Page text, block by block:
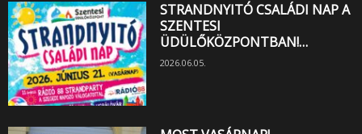
STRANDNYITÓ CSALÁDI NAP A
SZENTESI
ÜDÜLŐKÖZPONTBAN!…
2026.06.05.